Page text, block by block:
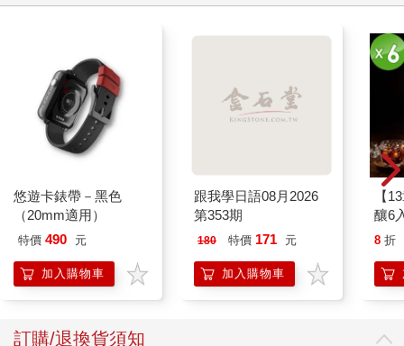
中衛CSD醫療口罩 雙
鋼印 一級薄粉50入
5 折 特價 199
加入購物車
【日本 DECOLE】 動
物喝茶 陶瓷 擴香器 (4
款可選) 擴香 擴香石
石 水豚 柴犬 水獺
59 折 特價 499 元
加入購物車
愛情
9 折
您可能會喜歡